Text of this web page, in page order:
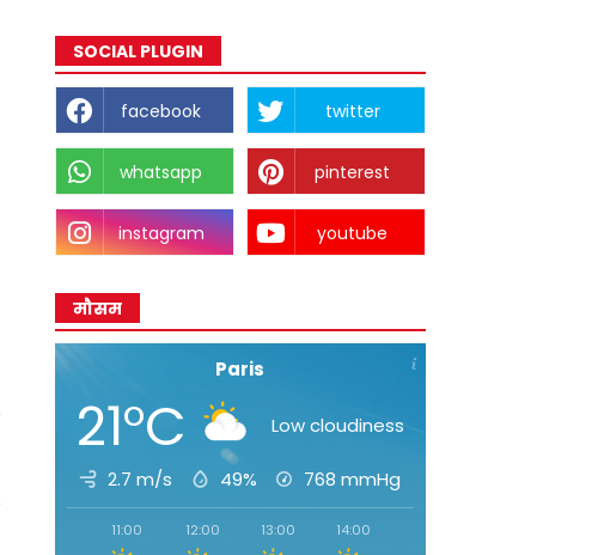
SOCIAL PLUGIN
facebook twitter
whatsapp pinterest
instagram youtube
मौसम
Paris
21°C Low cloudiness
2.7 m/s 49% 768mmHg
11:00 12:00 13:00 14:00